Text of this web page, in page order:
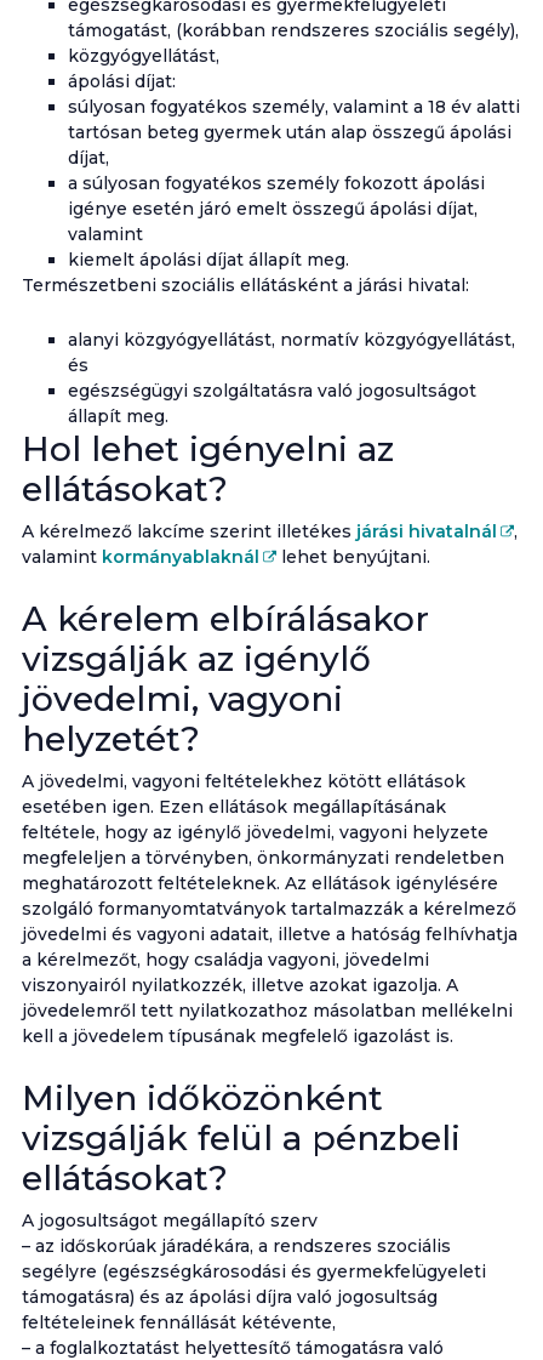
egészségkárosodási és gyermekfelügyeleti
támogatást, (korábban rendszeres szociális segély),
közgyógyellátást,
ápolási díjat:
súlyosan fogyatékos személy, valamint a 18 év alatti
tartósan beteg gyermek után alap összegű ápolási
díjat,
a súlyosan fogyatékos személy fokozott ápolási
igénye esetén járó emelt összegű ápolási díjat,
valamint
kiemelt ápolási díjat állapít meg.
Természetbeni szociális ellátásként a járási hivatal:
alanyi közgyógyellátást, normatív közgyógyellátást,
és
egészségügyi szolgáltatásra való jogosultságot
állapít meg.
Hol lehet igényelni az
ellátásokat?
A kérelmező lakcíme szerint illetékes járási hivatalnál
,
valamint kormányablaknál lehet benyújtani.
A kérelem elbírálásakor
vizsgálják az igénylő
jövedelmi, vagyoni
helyzetét?
A jövedelmi, vagyoni feltételekhez kötött ellátások
esetében igen. Ezen ellátások megállapításának
feltétele, hogy az igénylő jövedelmi, vagyoni helyzete
megfeleljen a törvényben, önkormányzati rendeletben
meghatározott feltételeknek. Az ellátások igénylésére
szolgáló formanyomtatványok tartalmazzák a kérelmező
jövedelmi és vagyoni adatait, illetve a hatóság felhívhatja
a kérelmezőt, hogy családja vagyoni, jövedelmi
viszonyairól nyilatkozzék, illetve azokat igazolja. A
jövedelemről tett nyilatkozathoz másolatban mellékelni
kell a jövedelem típusának megfelelő igazolást is.
Milyen időközönként
vizsgálják felül a pénzbeli
ellátásokat?
A jogosultságot megállapító szerv
– az időskorúak járadékára, a rendszeres szociális
segélyre (egészségkárosodási és gyermekfelügyeleti
támogatásra) és az ápolási díjra való jogosultság
feltételeinek fennállását kétévente,
– a foglalkoztatást helyettesítő támogatásra való